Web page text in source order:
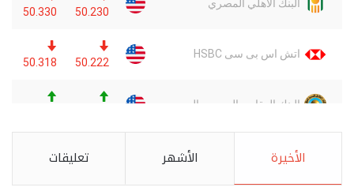
الأخيرة الأشهر تعليقات